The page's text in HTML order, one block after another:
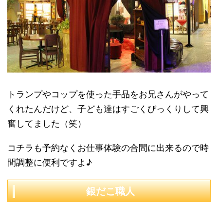
トランプやコップを使った手品をお兄さんがやって
くれたんだけど、子ども達はすごくびっくりして興
奮してました（笑）
コチラも予約なくお仕事体験の合間に出来るので時
間調整に便利ですよ♪
銀だこ職人